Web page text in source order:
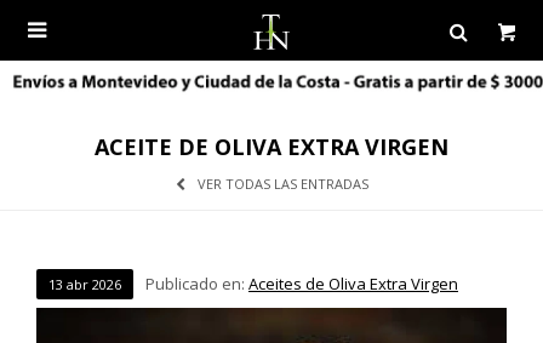

ACEITE DE OLIVA EXTRA VIRGEN
VER TODAS LAS ENTRADAS
13 abr 2026 Publicado en: Aceites de Oliva Extra Virgen